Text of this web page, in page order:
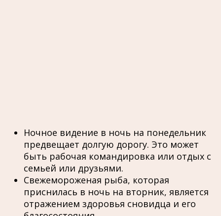
Ночное видение в ночь на понедельник
предвещает долгую дорогу. Это может
быть рабочая командировка или отдых с
семьей или друзьями.
Свежемороженая рыба, которая
приснилась в ночь на вторник, является
отражением здоровья сновидца и его